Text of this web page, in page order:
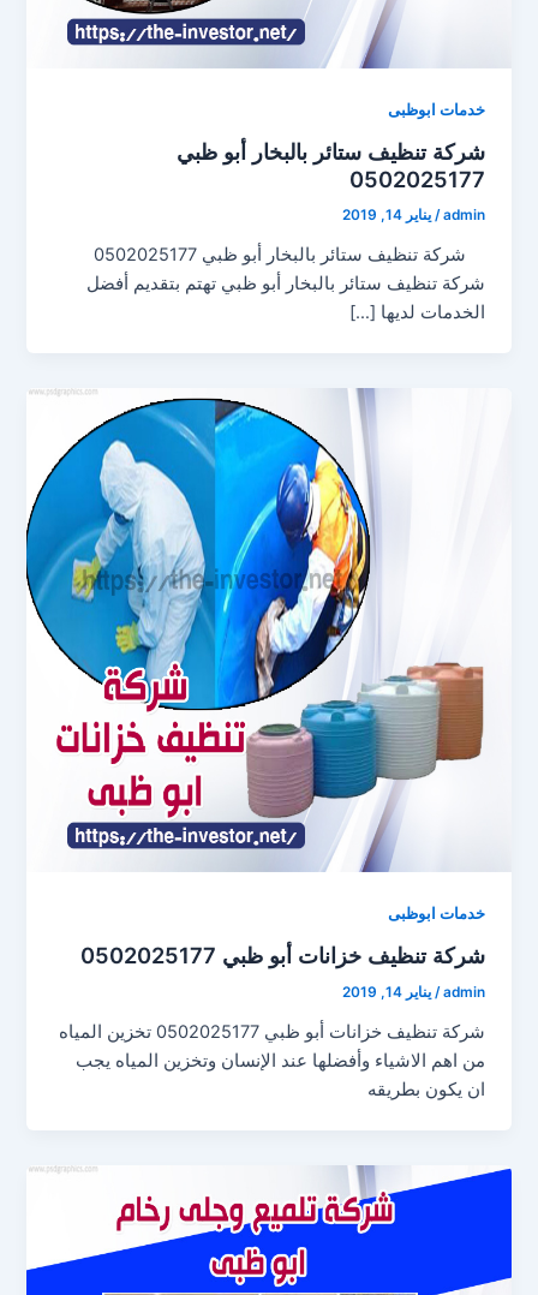
خدمات ابوظبى
شركة تنظيف ستائر بالبخار أبو ظبي
0502025177
admin
/يناير 14, 2019
شركة تنظيف ستائر بالبخار أبو ظبي 0502025177
شركة تنظيف ستائر بالبخار أبو ظبي تهتم بتقديم أفضل
الخدمات لديها […]
خدمات ابوظبى
شركة تنظيف خزانات أبو ظبي 0502025177
admin
/يناير 14, 2019
شركة تنظيف خزانات أبو ظبي 0502025177 تخزين المياه
من اهم الاشياء وأفضلها عند الإنسان وتخزين المياه يجب
ان يكون بطريقه